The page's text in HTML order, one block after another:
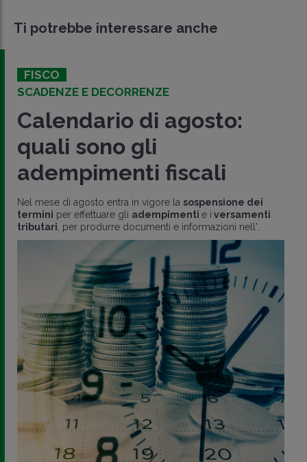
Ti potrebbe interessare anche
FISCO
SCADENZE E DECORRENZE
Calendario di agosto:
quali sono gli
adempimenti fiscali
Nel mese di agosto entra in vigore la sospensione dei
termini per effettuare gli adempimenti e i versamenti
tributari , per produrre documenti e informazioni nell'..